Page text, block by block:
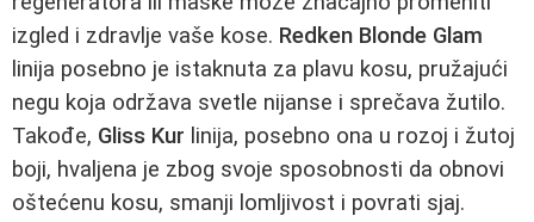
izgled i zdravlje vaše kose. Redken Blonde Glam
linija posebno je istaknuta za plavu kosu, pružajući
negu koja održava svetle nijanse i sprečava žutilo.
Takođe, Gliss Kur linija, posebno ona u rozoj i žutoj
boji, hvaljena je zbog svoje sposobnosti da obnovi
oštećenu kosu, smanji lomljivost i povrati sjaj.